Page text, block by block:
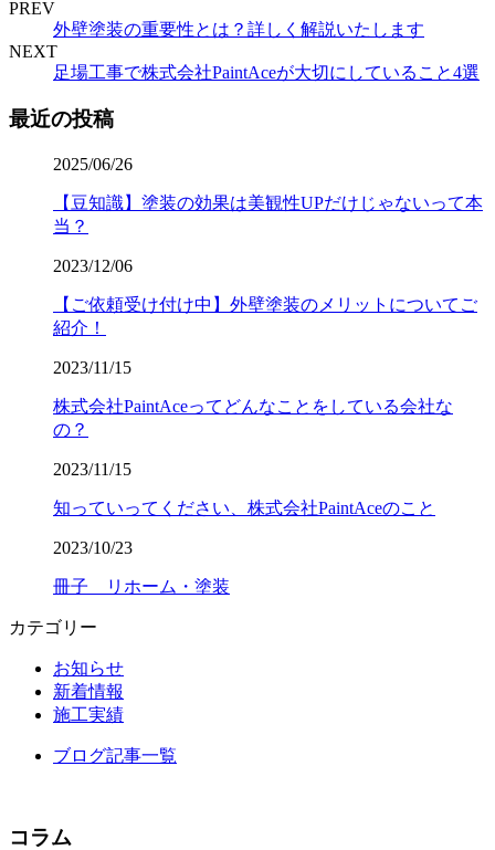
PREV
外壁塗装の重要性とは？詳しく解説いたします
NEXT
足場工事で株式会社PaintAceが大切にしていること4選
最近の投稿
2025/06/26
【豆知識】塗装の効果は美観性UPだけじゃないって本
当？
2023/12/06
【ご依頼受け付け中】外壁塗装のメリットについてご
紹介！
2023/11/15
株式会社PaintAceってどんなことをしている会社な
の？
2023/11/15
知っていってください、株式会社PaintAceのこと
2023/10/23
冊子 リホーム・塗装
カテゴリー
お知らせ
新着情報
施工実績
ブログ記事一覧
コラム